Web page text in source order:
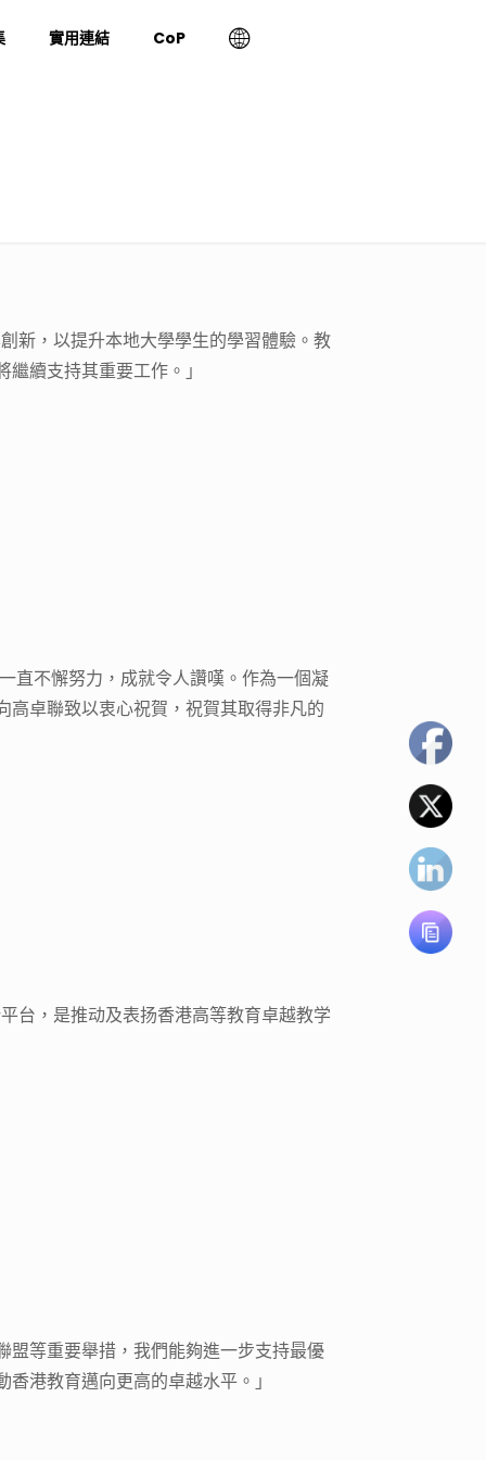
實用連結 CoP
新，以提升本地大學學生的學習體驗。教
續支持其重要工作。」
直不懈努力，成就令人讚嘆。作為一個凝
卓聯致以衷心祝賀，祝賀其取得非凡的
台，是推动及表扬香港高等教育卓越教学
盟等重要舉措，我們能夠進一步支持最優
港教育邁向更高的卓越水平。」